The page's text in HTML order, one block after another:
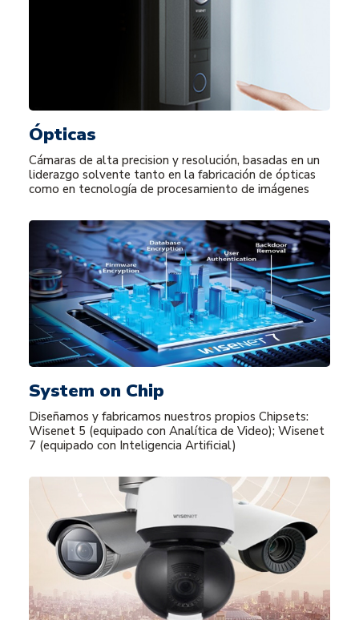
Ópticas
Cámaras de alta precision y resolución, basadas en un
liderazgo solvente tanto en la fabricación de ópticas
como en tecnología de procesamiento de imágenes
System on Chip
Diseñamos y fabricamos nuestros propios Chipsets:
Wisenet 5 (equipado con Analítica de Video); Wisenet
7 (equipado con Inteligencia Artificial)